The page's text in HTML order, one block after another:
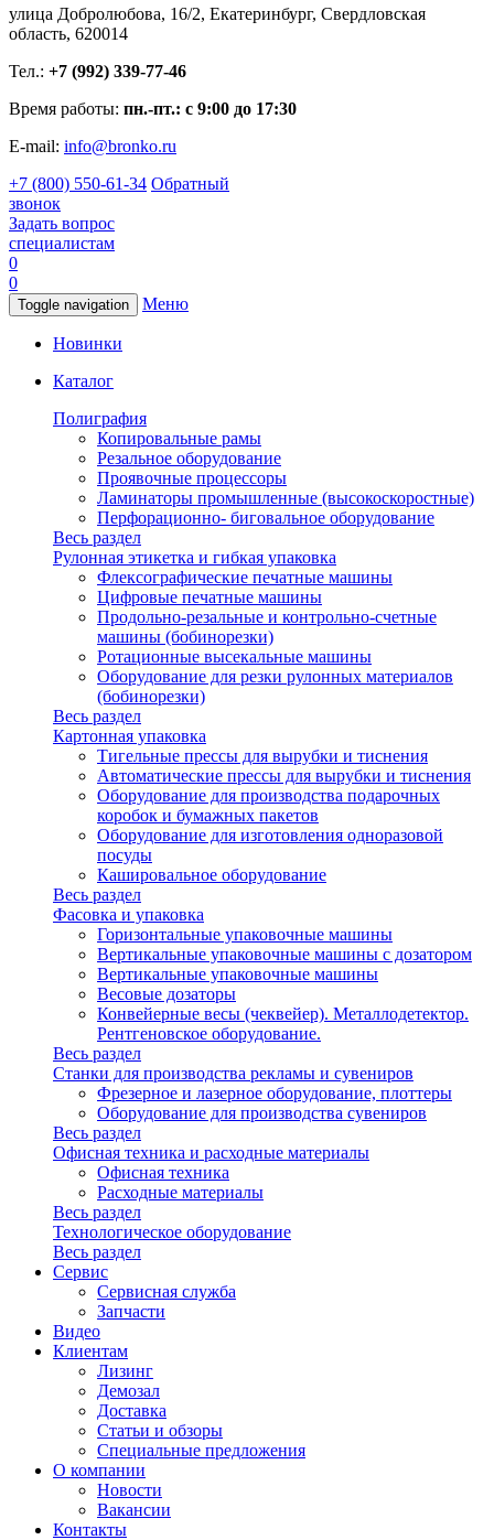
улица Добролюбова, 16/2, Екатеринбург, Свердловская
область, 620014
Тел.: +7 (992) 339-77-46
Время работы: пн.-пт.: с 9:00 до 17:30
E-mail: info@bronko.ru
+7 (800) 550-61-34 Обратный
звонок
Задать вопрос
специалистам
0
0
Toggle navigation Меню
Новинки
Каталог
Полиграфия
Копировальные рамы
Резальное оборудование
Проявочные процессоры
Ламинаторы промышленные (высокоскоростные)
Перфорационно- биговальное оборудование
Весь раздел
Рулонная этикетка и гибкая упаковка
Флексографические печатные машины
Цифровые печатные машины
Продольно-резальные и контрольно-счетные
машины (бобинорезки)
Ротационные высекальные машины
Оборудование для резки рулонных материалов
(бобинорезки)
Весь раздел
Картонная упаковка
Тигельные прессы для вырубки и тиснения
Автоматические прессы для вырубки и тиснения
Оборудование для производства подарочных
коробок и бумажных пакетов
Оборудование для изготовления одноразовой
посуды
Кашировальное оборудование
Весь раздел
Фасовка и упаковка
Горизонтальные упаковочные машины
Вертикальные упаковочные машины с дозатором
Вертикальные упаковочные машины
Весовые дозаторы
Конвейерные весы (чеквейер). Металлодетектор.
Рентгеновское оборудование.
Весь раздел
Станки для производства рекламы и сувениров
Фрезерное и лазерное оборудование, плоттеры
Оборудование для производства сувениров
Весь раздел
Офисная техника и расходные материалы
Офисная техника
Расходные материалы
Весь раздел
Технологическое оборудование
Весь раздел
Сервис
Сервисная служба
Запчасти
Видео
Клиентам
Лизинг
Демозал
Доставка
Статьи и обзоры
Специальные предложения
О компании
Новости
Вакансии
Контакты